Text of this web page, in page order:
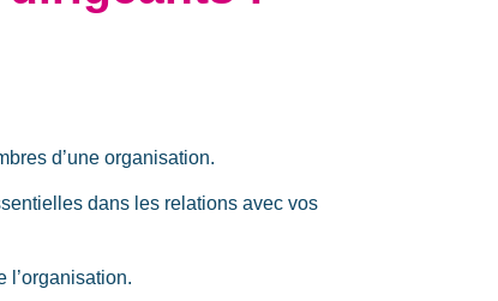
d’une organisation.
dans les relations avec vos
l’organisation.